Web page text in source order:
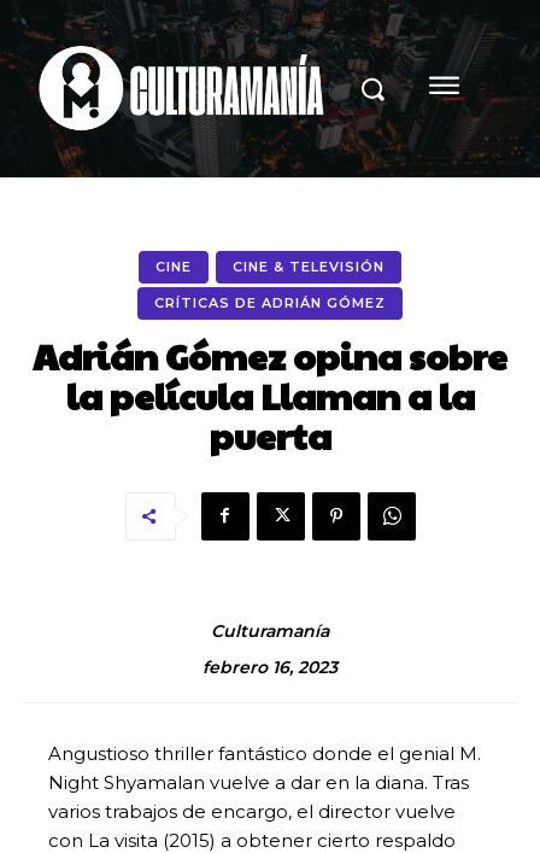
CINE CINE & TELEVISIÓN
CRÍTICAS DE ADRIÁN GÓMEZ
Adrián Gómez opina sobre
la película Llaman a la
puerta
Culturamanía
febrero 16, 2023
Angustioso thriller fantástico donde el genial M.
Night Shyamalan vuelve a dar en la diana. Tras
varios trabajos de encargo, el director vuelve
con La visita (2015) a obtener cierto respaldo